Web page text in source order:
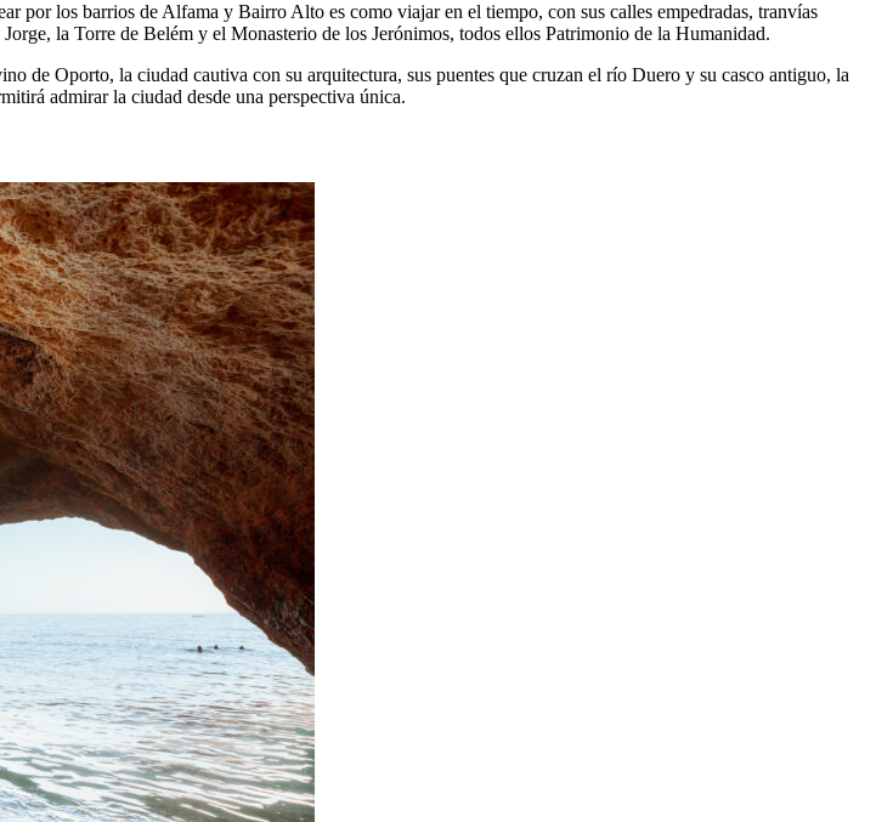
por los barrios de Alfama y Bairro Alto es como viajar en el tiempo, con sus calles empedradas, tranvías
la Torre de Belém y el Monasterio de los Jerónimos, todos ellos Patrimonio de la Humanidad.
de Oporto, la ciudad cautiva con su arquitectura, sus puentes que cruzan el río Duero y su casco antiguo, la
admirar la ciudad desde una perspectiva única.